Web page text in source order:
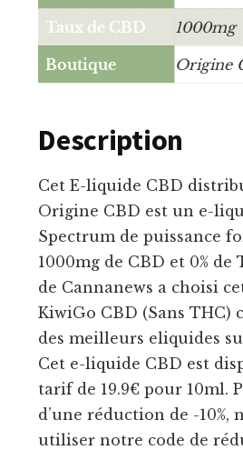
Taux de CBD 1000mg
Boutique Origine
Description
Cet E-liquide CBD
Origine CBD est un e-
Spectrum de puissance
1000mg de CBD et 0% de
de Cannanews a choisi
KiwiGo CBD (Sans THC)
des meilleurs eliquides
Cet e-liquide CBD est
tarif de 19.9€ pour 10ml.
d’une réduction de -10%,
utiliser notre code de